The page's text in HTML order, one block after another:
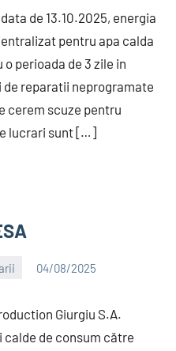
de 13.10.2025, energia
pentru apa calda
perioada de 3 zile in
reparatii neprogramate
cerem scuze pentru
lucrari sunt […]
04/08/2025
Giurgiu S.A.
de consum către